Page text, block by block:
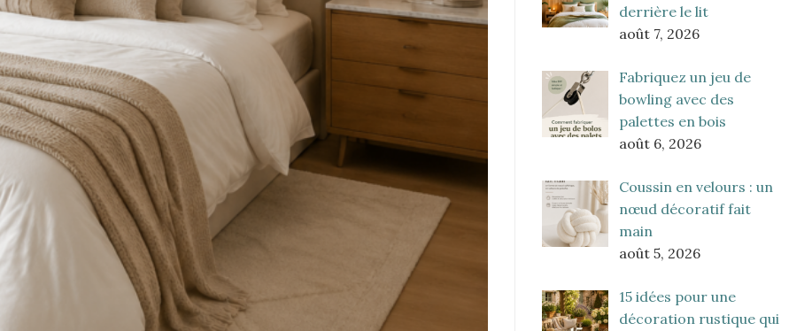
derrière le lit
août 7, 2026
Fabriquez un jeu de
bowling avec des
palettes en bois
août 6, 2026
Coussin en velours : un
nœud décoratif fait
main
août 5, 2026
15 idées pour une
décoration rustique qui